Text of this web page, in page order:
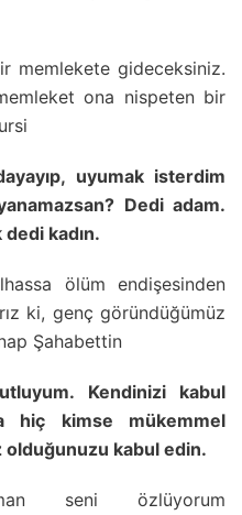
memlekete gideceksiniz.
ona nispeten bir
uyumak isterdim
Dedi adam.
kadın.
ölüm endişesinden
ki, genç göründüğümüz
Şahabettin
Kendinizi kabul
hiç kimse mükemmel
kabul edin.
seni özlüyorum